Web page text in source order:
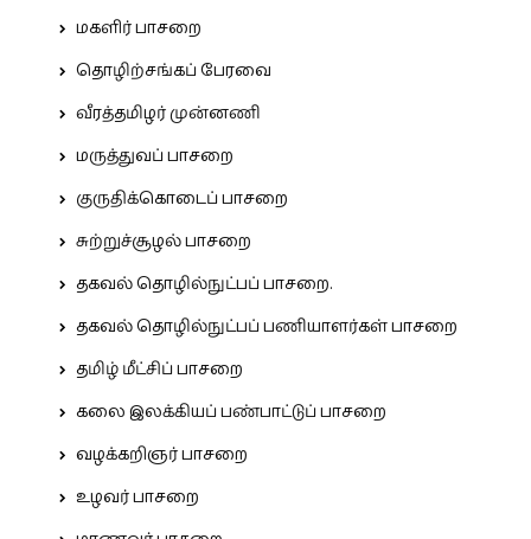
மகளிர் பாசறை
தொழிற்சங்கப் பேரவை
வீரத்தமிழர் முன்னணி
மருத்துவப் பாசறை
குருதிக்கொடைப் பாசறை
சுற்றுச்சூழல் பாசறை
தகவல் தொழில்நுட்பப் பாசறை.
தகவல் தொழில்நுட்பப் பணியாளர்கள் பாசறை
தமிழ் மீட்சிப் பாசறை
கலை இலக்கியப் பண்பாட்டுப் பாசறை
வழக்கறிஞர் பாசறை
உழவர் பாசறை